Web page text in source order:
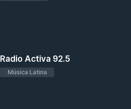
Radio Activa 92.5
Música Latina